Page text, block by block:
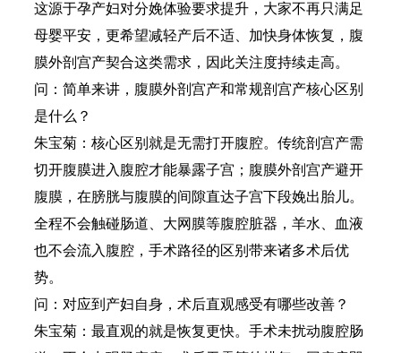
这源于孕产妇对分娩体验要求提升，大家不再只满足
母婴平安，更希望减轻产后不适、加快身体恢复，腹
膜外剖宫产契合这类需求，因此关注度持续走高。
问：简单来讲，腹膜外剖宫产和常规剖宫产核心区别
是什么？
朱宝菊：核心区别就是无需打开腹腔。传统剖宫产需
切开腹膜进入腹腔才能暴露子宫；腹膜外剖宫产避开
腹膜，在膀胱与腹膜的间隙直达子宫下段娩出胎儿。
全程不会触碰肠道、大网膜等腹腔脏器，羊水、血液
也不会流入腹腔，手术路径的区别带来诸多术后优
势。
问：对应到产妇自身，术后直观感受有哪些改善？
朱宝菊：最直观的就是恢复更快。手术未扰动腹腔肠